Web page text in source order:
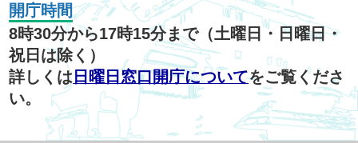
開庁時間
8時30分から17時15分まで（土曜日・日曜日・
祝日は除く）
詳しくは 日曜日窓口開庁についてをご覧くださ
い。